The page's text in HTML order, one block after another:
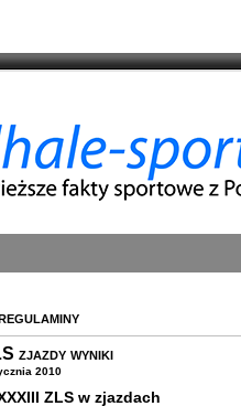
zjazdy wyniki
2010
ZLS w zjazdach